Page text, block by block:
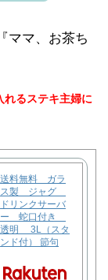
ママ、お茶ち
れるステキ主婦に
送料無料 ガラ
ス製 ジャグ
ドリンクサーバ
ー 蛇口付き
透明 3L（スタ
ンド付） 節句